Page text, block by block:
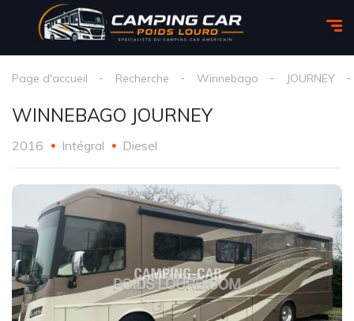
Page d'accueil Recherche Winnebago JOURNEY
WINNEBAGO JOURNEY
2016 Intégral Diesel